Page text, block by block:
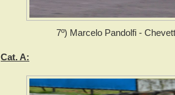
7º) Marcelo Pandolfi -
Cat. A: